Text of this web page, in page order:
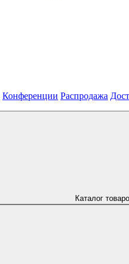
Конференции Распродажа
Каталог